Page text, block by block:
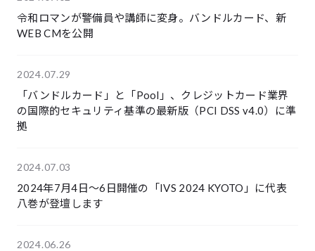
令和ロマンが警備員や講師に変身。バンドルカード、新
WEB CMを公開
2024.07.29
「バンドルカード」と「Pool」、クレジットカード業界
の国際的セキュリティ基準の最新版（PCI DSS v4.0）に準
拠
2024.07.03
2024年7月4日〜6日開催の「IVS 2024 KYOTO」に代表
八巻が登壇します
2024.06.26